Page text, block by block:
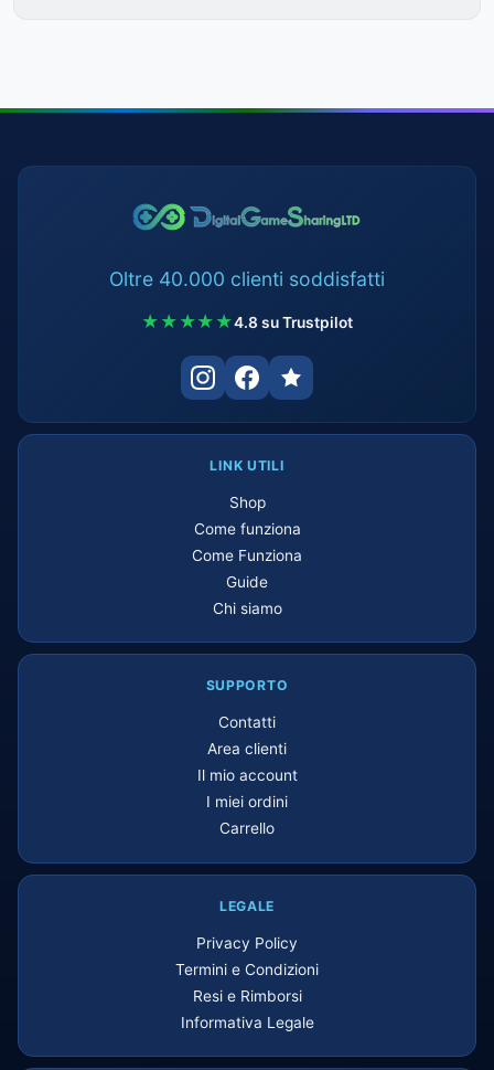
Oltre 40.000 clienti soddisfatti
★★★★★4.8 su Trustpilot
LINK UTILI
Shop
Come funziona
Come Funziona
Guide
Chi siamo
SUPPORTO
Contatti
Area clienti
Il mio account
I miei ordini
Carrello
LEGALE
Privacy Policy
Termini e Condizioni
Resi e Rimborsi
Informativa Legale